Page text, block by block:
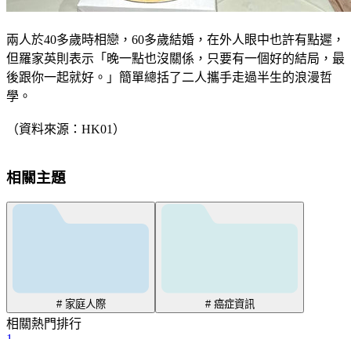
兩人於40多歲時相戀，60多歲結婚，在外人眼中也許有點遲，
但羅家英則表示「晚一點也沒關係，只要有一個好的結局，最
後跟你一起就好。」簡單總括了二人攜手走過半生的浪漫哲
學。
（資料來源：HK01）
相關主題
# 家庭人際 # 癌症資訊
相關熱門排行